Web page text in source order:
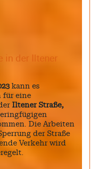
in der Iltener
kann es
für eine
Iltener Straße,
Die Arbeiten
der Straße
Verkehr wird